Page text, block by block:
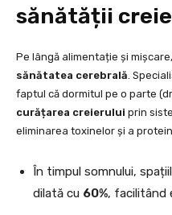
sănătății
Pe lângă alimentație și mișcare,
sănătatea cerebrală.
faptul că dormitul pe o parte
curățarea creierului prin
eliminarea toxinelor și a
În timpul somnului,
dilată cu 60%, facilitând